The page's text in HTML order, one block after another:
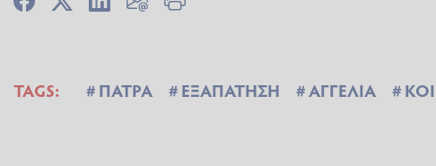
TAGS: ΠΑΤΡΑ ΕΞΑΠΑΤΗΣΗ ΑΓΓΕΛΙΑ